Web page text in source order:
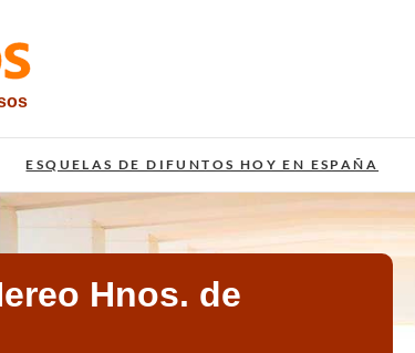
ESQUELAS DE DIFUNTOS HOY EN ESPAÑA
Hnos. de